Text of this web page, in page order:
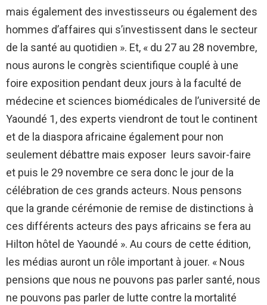
mais également des investisseurs ou également des
hommes d’affaires qui s’investissent dans le secteur
de la santé au quotidien ». Et, « du 27 au 28 novembre,
nous aurons le congrès scientifique couplé à une
foire exposition pendant deux jours à la faculté de
médecine et sciences biomédicales de l’université de
Yaoundé 1, des experts viendront de tout le continent
et de la diaspora africaine également pour non
seulement débattre mais exposer leurs savoir-faire
et puis le 29 novembre ce sera donc le jour de la
célébration de ces grands acteurs. Nous pensons
que la grande cérémonie de remise de distinctions à
ces différents acteurs des pays africains se fera au
Hilton hôtel de Yaoundé ». Au cours de cette édition,
les médias auront un rôle important à jouer. « Nous
pensions que nous ne pouvons pas parler santé, nous
ne pouvons pas parler de lutte contre la mortalité